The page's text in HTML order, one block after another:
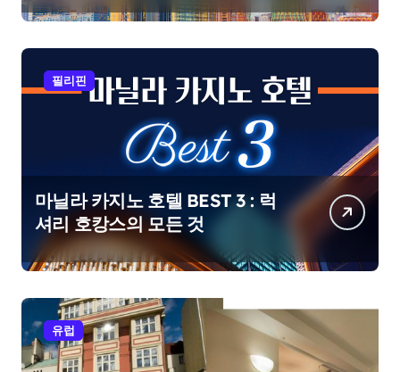
필리핀
마닐라 카지노 호텔 BEST 3 : 럭
셔리 호캉스의 모든 것
유럽